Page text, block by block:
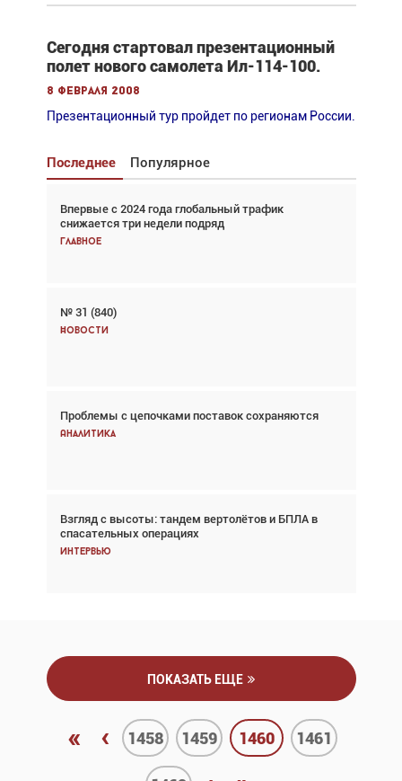
Сегодня стартовал презентационный
полет нового самолета Ил-114-100.
8 февраля 2008
Презентационный тур пройдет по регионам России.
Последнее Популярное
Впервые с 2024 года глобальный трафик
снижается три недели подряд
Главное
№ 31 (840)
Новости
Проблемы с цепочками поставок сохраняются
Аналитика
Взгляд с высоты: тандем вертолётов и БПЛА в
спасательных операциях
Интервью
Взгляд с высоты: тандем вертолётов и БПЛА в
спасательных операциях
Главное
Авиационный фотограф Дэйв Кох: «Фотография
говорит сама за себя... а ИИ всё портит»
Впервые с 2024 года глобальный трафик
снижается три недели подряд
Частный самолёт – это актив. Подходите к
покупке соответствующим образом
Интервью
ПОКАЗАТЬ ЕЩЕ
« ‹ 1458 1459 1460 1461